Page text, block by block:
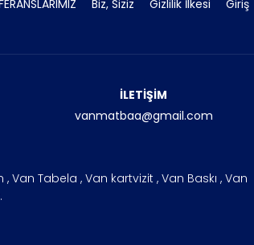
Biz, Siziz Gizlilik İlkesi Giriş
İLETİŞİM
vanmatbaa@gmail.com
Tabela , Van kartvizit , Van Baskı , Van